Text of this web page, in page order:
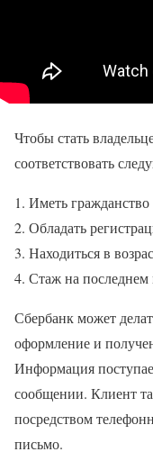
Чтобы стать
соответствовать
Иметь
Обладать
Находиться в
Стаж на последнем
Сбербанк может
оформление и
Информация
сообщении. Клиент
посредством
письмо.